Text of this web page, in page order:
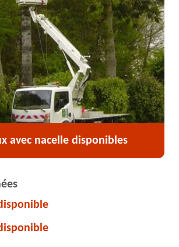
avec nacelle disponibles